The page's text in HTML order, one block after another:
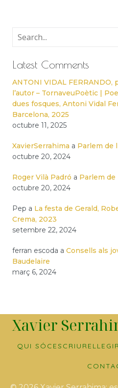
Latest Comments
ANTONI VIDAL FERRANDO,
l’autor – TornaveuPoètic |
dues fosques, Antoni Vidal
Barcelona, 2025
octubre 11, 2025
XavierSerrahima a Parlem de
octubre 20, 2024
Roger Vilà Padró a Parlem de
octubre 20, 2024
Pep a La festa de Gerald,
Crema, 2023
setembre 22, 2024
ferran escoda a Consells als
Baudelaire
març 6, 2024
Xavier
QUI SÓC ESCRIURE